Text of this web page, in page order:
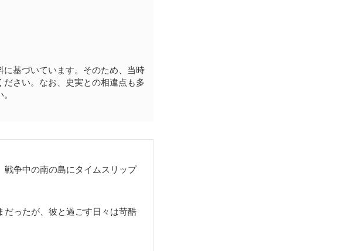
基づいています。そのため、当時
さい。なお、史実との相違点も多
戦争中の南の島にタイムスリップ
だったが、彼と過ごす日々は苛酷